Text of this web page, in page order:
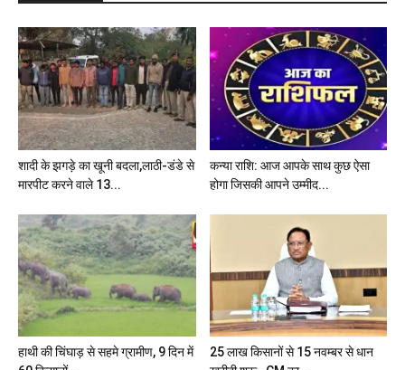
शादी के झगड़े का खूनी बदला,लाठी-डंडे से
मारपीट करने वाले 13...
कन्या राशि: आज आपके साथ कुछ ऐसा
होगा जिसकी आपने उम्मीद...
हाथी की चिंघाड़ से सहमे ग्रामीण, 9 दिन में
25 लाख किसानों से 15 नवम्बर से धान